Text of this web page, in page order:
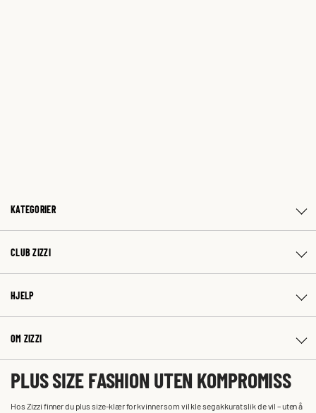
KATEGORIER
CLUB ZIZZI
HJELP
OM ZIZZI
PLUS SIZE FASHION UTEN KOMPROMISS
Hos Zizzi finner du plus size-klær for kvinner som vil kle seg akkurat slik de vil – uten å